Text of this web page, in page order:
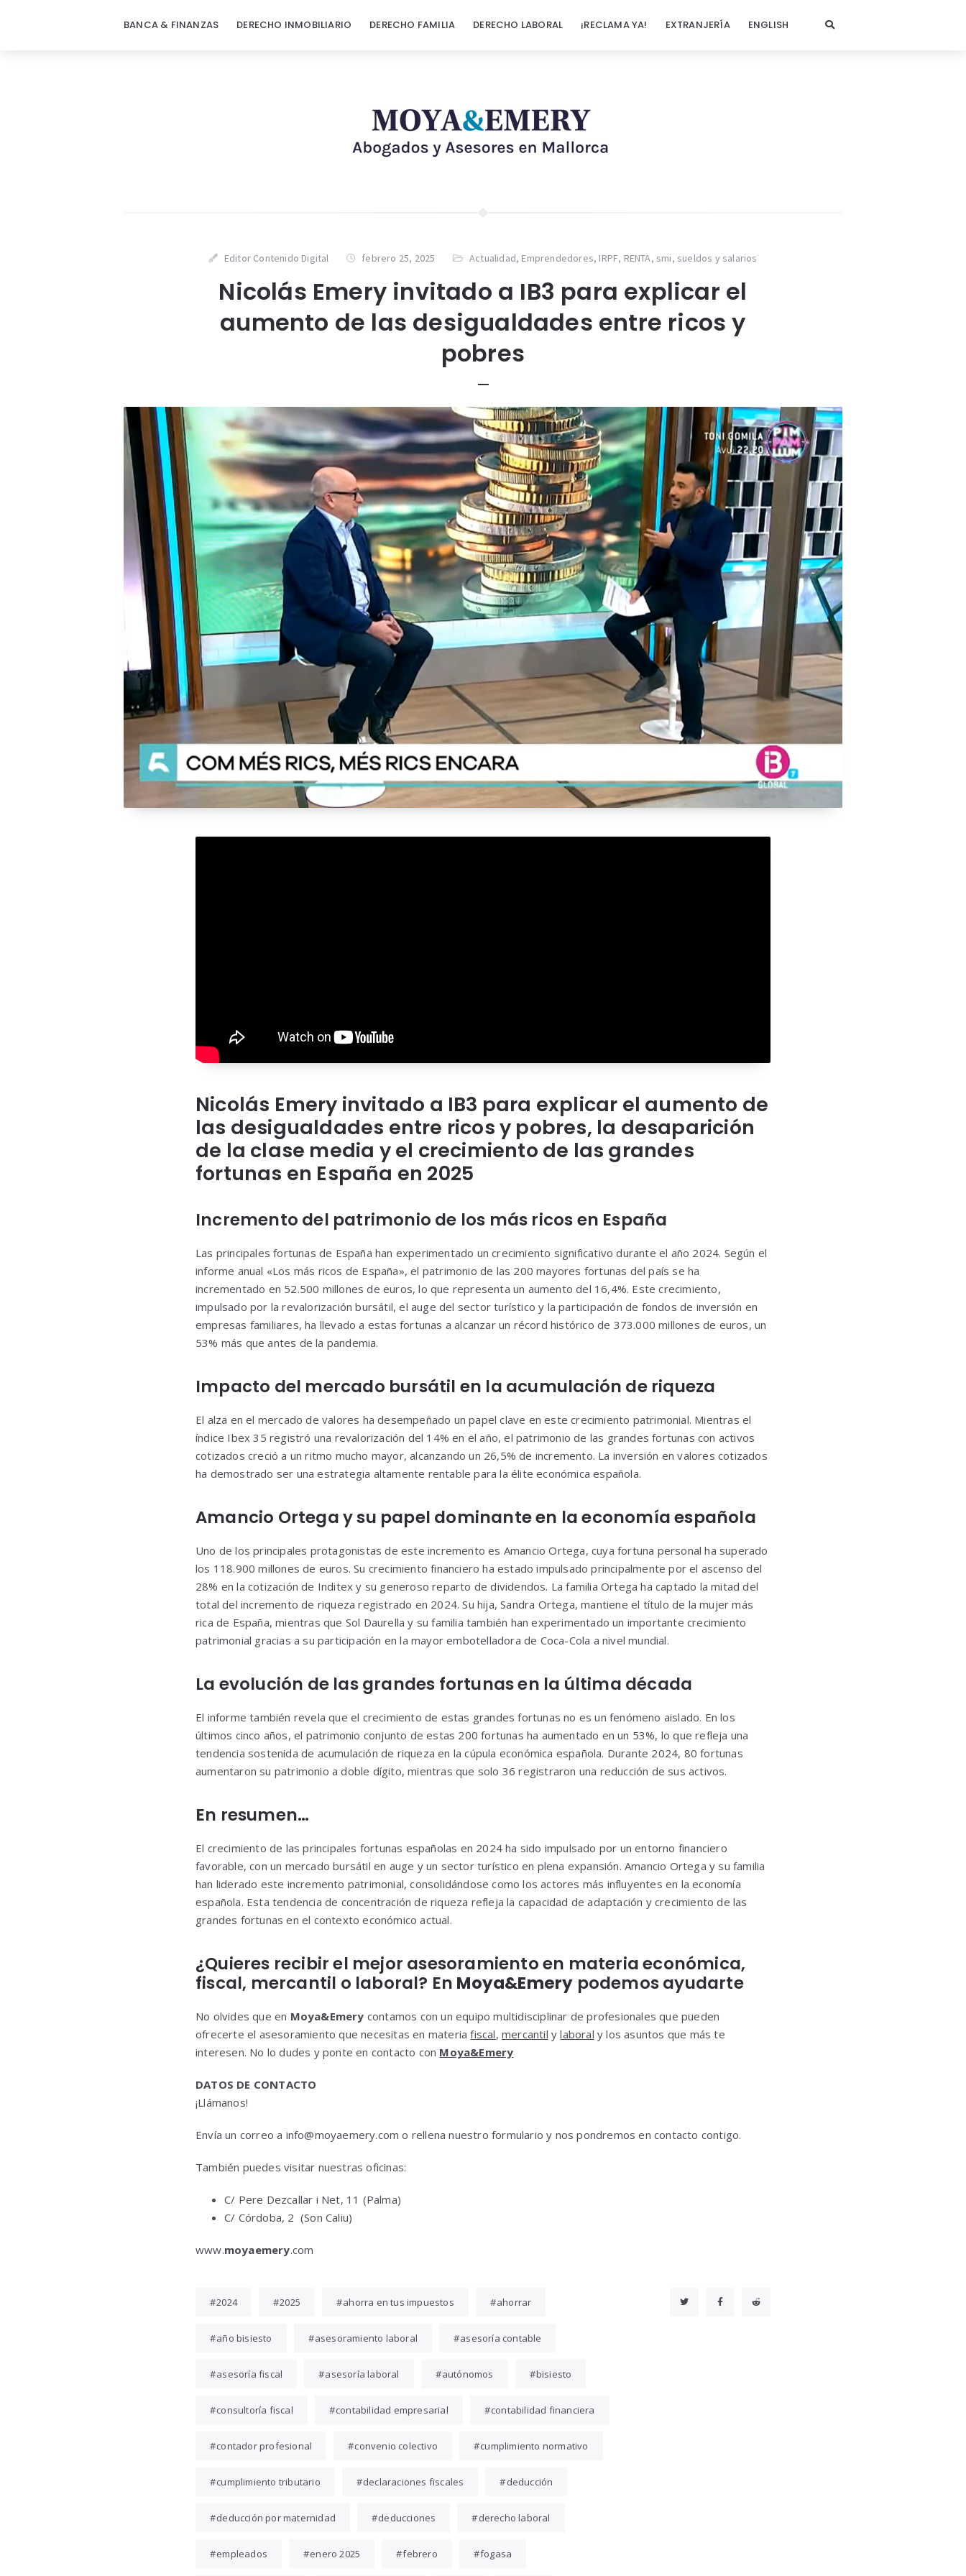
BANCA & FINANZAS DERECHO INMOBILIARIO DERECHO FAMILIA DERECHO LABORAL ¡RECLAMA YA! EXTRANJERÍA ENGLISH
Editor Contenido Digital febrero 25, 2025 Actualidad, Emprendedores, IRPF, RENTA, smi, sueldos y salarios
Nicolás Emery invitado a IB3 para explicar el
aumento de las desigualdades entre ricos y
pobres
Nicolás Emery invitado a IB3 para explicar el aumento de
las desigualdades entre ricos y pobres, la desaparición
de la clase media y el crecimiento de las grandes
fortunas en España en 2025
Incremento del patrimonio de los más ricos en España
Las principales fortunas de España han experimentado un crecimiento significativo durante el año 2024. Según el
informe anual «Los más ricos de España», el patrimonio de las 200 mayores fortunas del país se ha
incrementado en 52.500 millones de euros, lo que representa un aumento del 16,4%. Este crecimiento,
impulsado por la revalorización bursátil, el auge del sector turístico y la participación de fondos de inversión en
empresas familiares, ha llevado a estas fortunas a alcanzar un récord histórico de 373.000 millones de euros, un
53% más que antes de la pandemia.
Impacto del mercado bursátil en la acumulación de riqueza
El alza en el mercado de valores ha desempeñado un papel clave en este crecimiento patrimonial. Mientras el
índice Ibex 35 registró una revalorización del 14% en el año, el patrimonio de las grandes fortunas con activos
cotizados creció a un ritmo mucho mayor, alcanzando un 26,5% de incremento. La inversión en valores cotizados
ha demostrado ser una estrategia altamente rentable para la élite económica española.
Amancio Ortega y su papel dominante en la economía española
Uno de los principales protagonistas de este incremento es Amancio Ortega, cuya fortuna personal ha superado
los 118.900 millones de euros. Su crecimiento financiero ha estado impulsado principalmente por el ascenso del
28% en la cotización de Inditex y su generoso reparto de dividendos. La familia Ortega ha captado la mitad del
total del incremento de riqueza registrado en 2024. Su hija, Sandra Ortega, mantiene el título de la mujer más
rica de España, mientras que Sol Daurella y su familia también han experimentado un importante crecimiento
patrimonial gracias a su participación en la mayor embotelladora de Coca-Cola a nivel mundial.
La evolución de las grandes fortunas en la última década
El informe también revela que el crecimiento de estas grandes fortunas no es un fenómeno aislado. En los
últimos cinco años, el patrimonio conjunto de estas 200 fortunas ha aumentado en un 53%, lo que refleja una
tendencia sostenida de acumulación de riqueza en la cúpula económica española. Durante 2024, 80 fortunas
aumentaron su patrimonio a doble dígito, mientras que solo 36 registraron una reducción de sus activos.
En resumen…
El crecimiento de las principales fortunas españolas en 2024 ha sido impulsado por un entorno financiero
favorable, con un mercado bursátil en auge y un sector turístico en plena expansión. Amancio Ortega y su familia
han liderado este incremento patrimonial, consolidándose como los actores más influyentes en la economía
española. Esta tendencia de concentración de riqueza refleja la capacidad de adaptación y crecimiento de las
grandes fortunas en el contexto económico actual.
¿Quieres recibir el mejor asesoramiento en materia económica,
fiscal, mercantil o laboral? En Moya&Emery podemos ayudarte
No olvides que en Moya&Emery contamos con un equipo multidisciplinar de profesionales que pueden
ofrecerte el asesoramiento que necesitas en materiafiscal,mercantil ylaboral y los asuntos que más te
interesen. No lo dudes y ponte en contacto con Moya&Emery
DATOS DE CONTACTO
¡Llámanos!
Envía un correo a info@moyaemery.com o rellena nuestro formulario y nos pondremos en contacto contigo.
También puedes visitar nuestras oficinas:
C/ Pere Dezcallar i Net, 11 (Palma)
C/ Córdoba, 2 (Son Caliu)
www.moyaemery.com
2024 2025 ahorra en tus impuestos ahorrar
año bisiesto asesoramiento laboral asesoría contable
asesoría fiscal asesoría laboral autónomos bisiesto
consultoría fiscal contabilidad empresarial contabilidad financiera
contador profesional convenio colectivo cumplimiento normativo
cumplimiento tributario declaraciones fiscales deducción
deducción por maternidad deducciones derecho laboral
empleados enero 2025 febrero fogasa